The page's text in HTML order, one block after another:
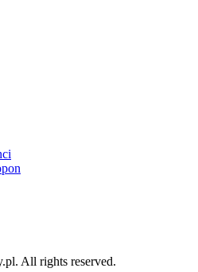
All rights reserved.